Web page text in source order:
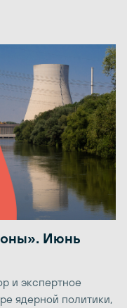
Июнь
и экспертное
ядерной политики,